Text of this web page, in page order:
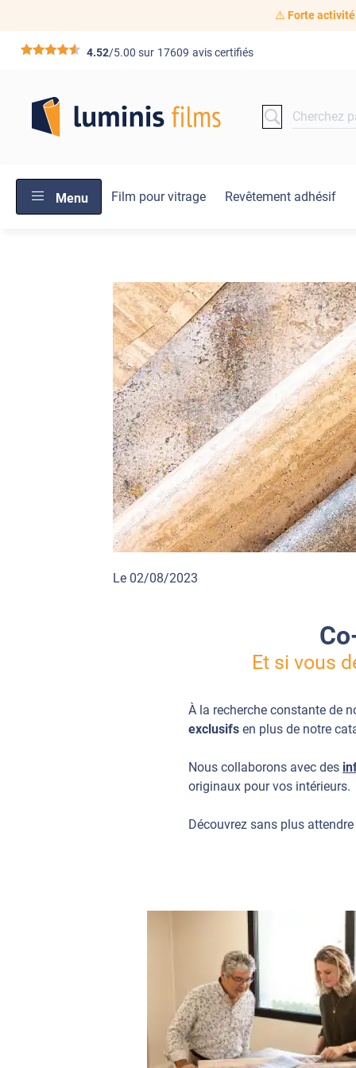
⚠️ Forte activité
*****4.52/5.00 sur 17609 avis certifiés
Menu Film pour vitrage Revêtement adhésif
Le 02/08/2023
Et si vous
À la recherche constante de
exclusifs en plus de notre
Nous collaborons avec des
originaux pour vos intérieurs.
Découvrez sans plus